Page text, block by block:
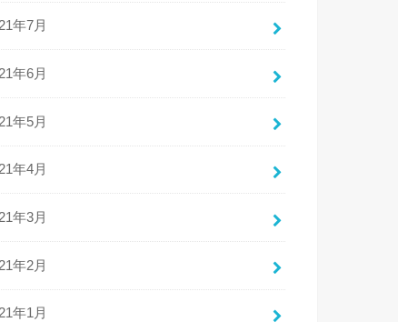
年7月
年6月
年5月
年4月
年3月
年2月
年1月